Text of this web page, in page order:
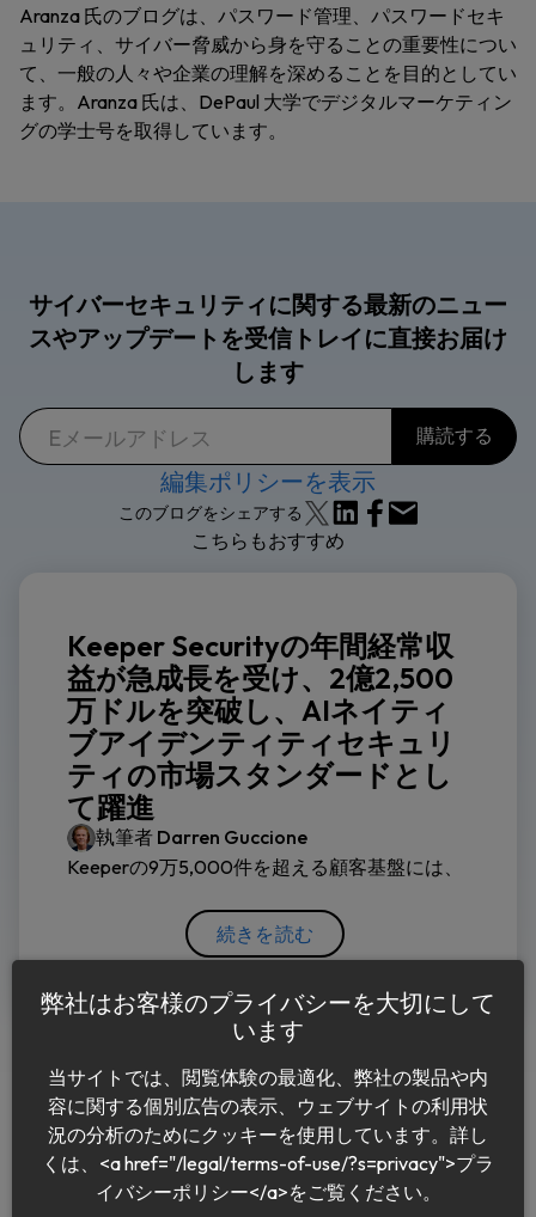
Aranza 氏のブログは、パスワード管理、パスワードセキ
ュリティ、サイバー脅威から身を守ることの重要性につい
て、一般の人々や企業の理解を深めることを目的としてい
ます。Aranza 氏は、DePaul 大学でデジタルマーケティン
グの学士号を取得しています。
サイバーセキュリティに関する最新のニュー
スやアップデートを受信トレイに直接お届け
します
編集ポリシーを表示
このブログをシェアする
こちらもおすすめ
Keeper Securityの年間経常収
益が急成長を受け、2億2,500
万ドルを突破し、AIネイティ
ブアイデンティティセキュリ
ティの市場スタンダードとし
て躍進
執筆者 Darren Guccione
Keeperの9万5,000件を超える顧客基盤には、
続きを読む
日本語
弊社はお客様のプライバシーを大切にして
います
当サイトでは、閲覧体験の最適化、弊社の製品や内
容に関する個別広告の表示、ウェブサイトの利用状
況の分析のためにクッキーを使用しています。詳し
くは、<a href="/legal/terms-of-use/?s=privacy">プラ
イバシーポリシー</a>をご覧ください。